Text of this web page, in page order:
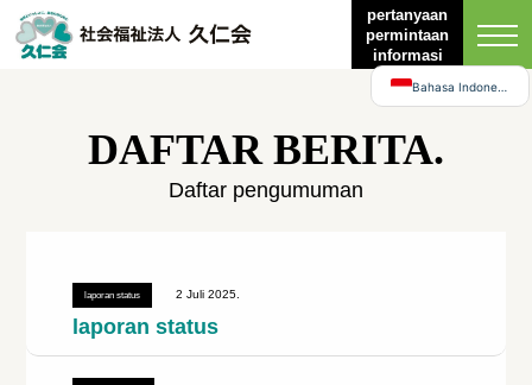
pertanyaan
permintaan
informasi
DAFTAR BERITA.
Daftar pengumuman
laporan status 2 Juli 2025.
laporan status
Bahasa Indonesia
日本語